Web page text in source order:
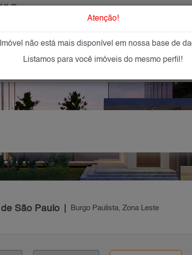
IMÓVEIS NOVOS IMOBILIÁRIAS
São Paulo Burgo Paulista, Zona Leste
Atenção!
Imóvel não está mais disponível em nossa base de
Listamos para você imóveis do mesmo perfil!